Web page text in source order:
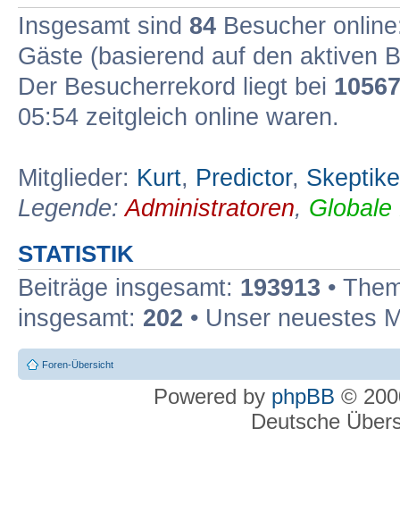
Insgesamt sind 84 Besucher
Gäste (basierend auf den aktiven
Der Besucherrekord liegt bei 10567
05:54 zeitgleich online waren.
Mitglieder: Kurt, Predictor,
Legende:Administratoren, Globale
STATISTIK
Beiträge insgesamt: 193913 •
insgesamt: 202 • Unser neuestes
Foren-Übersicht
Powered by phpBB ©
Deutsche